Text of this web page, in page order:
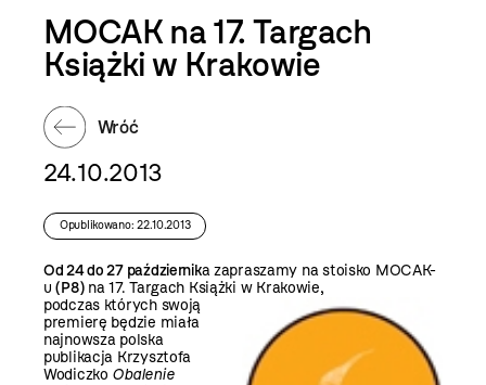
MOCAK na 17. Targach
Książki w Krakowie
Wróć
24.10.2013
Opublikowano: 22.10.2013
Od 24 do 27 października zapraszamy na stoisko MOCAK-
u(P8)na 17. Targach Książki w Krakowie,
podczas których swoją
premierę będzie miała
najnowsza polska
publikacja Krzysztofa
Wodiczko Obalenie